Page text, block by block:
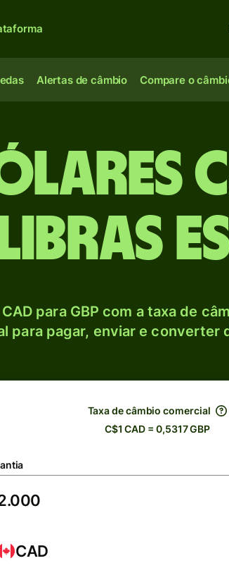
Alertas de câmbio Compare o
para GBP com a taxa de
para pagar, enviar e converter
Taxa de câmbio comercial
C$1 CAD = 0,5317 GBP
CAD